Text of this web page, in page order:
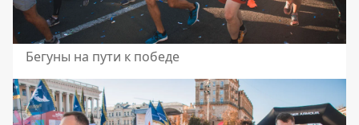
Бегуны на пути к победе